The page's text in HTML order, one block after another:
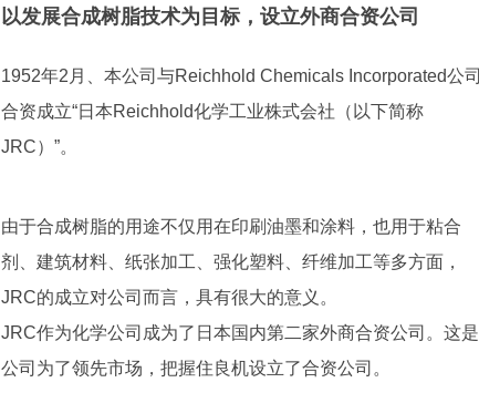
以发展合成树脂技术为目标，设立外商合资公司
1952年2月、本公司与Reichhold Chemicals Incorporated公司
合资成立“日本Reichhold化学工业株式会社（以下简称
JRC）”。
由于合成树脂的用途不仅用在印刷油墨和涂料，也用于粘合
剂、建筑材料、纸张加工、强化塑料、纤维加工等多方面，
JRC的成立对公司而言，具有很大的意义。
JRC作为化学公司成为了日本国内第二家外商合资公司。这是
公司为了领先市场，把握住良机设立了合资公司。